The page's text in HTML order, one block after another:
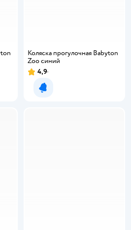
Коляска прогулочная Babyton
Zoo синий
4,9
Уведомить о появлении